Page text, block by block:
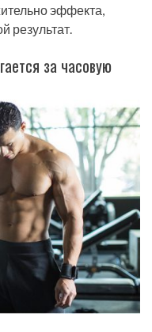
эффекта,
результат.
за часовую